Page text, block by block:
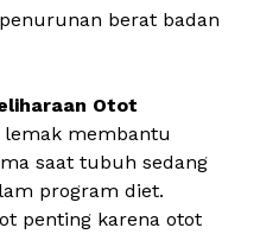
berat badan
Otot
membantu
saat tubuh sedang
program diet.
penting karena otot